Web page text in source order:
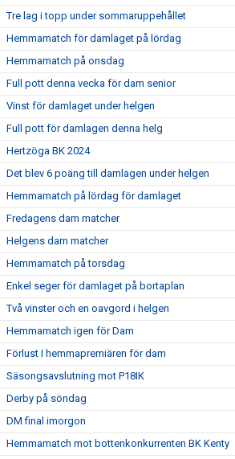
Tre lag i topp under sommaruppehållet
Hemmamatch för damlaget på lördag
Hemmamatch på onsdag
Full pott denna vecka för dam senior
Vinst för damlaget under helgen
Full pott för damlagen denna helg
Hertzöga BK 2024
Det blev 6 poäng till damlagen under helgen
Hemmamatch på lördag för damlaget
Fredagens dam matcher
Helgens dam matcher
Hemmamatch på torsdag
Enkel seger för damlaget på bortaplan
Två vinster och en oavgord i helgen
Hemmamatch igen för Dam
Förlust I hemmapremiären för dam
Säsongsavslutning mot P18IK
Derby på söndag
DM final imorgon
Hemmamatch mot bottenkonkurrenten BK Kenty